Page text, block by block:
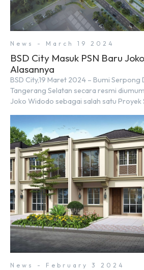
News - March 19 2024
BSD City Masuk PSN Baru
Alasannya
BSD City,19 Maret 2024 – Bumi Serpong
Tangerang Selatan secara resmi
Joko Widodo sebagai salah satu Proyek
Koordinator Bidang Perekonomian,
Rapat Terbatas (ratas) bersama Jokowi
pada hari Senin, 18 Maret 2024. Selain […]
News - February 3 2024